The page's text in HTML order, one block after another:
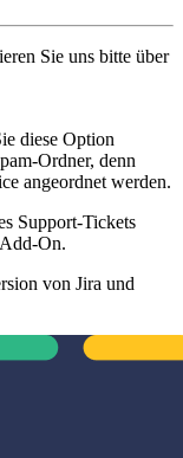
Sie uns bitte über
diese Option
Ordner, denn
angeordnet werden.
Support-Tickets
On.
von Jira und